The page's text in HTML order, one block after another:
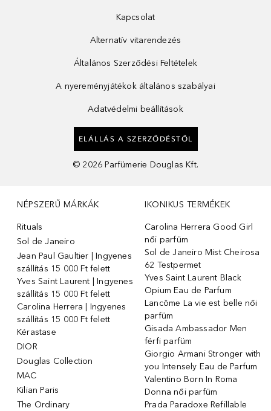
Kapcsolat
Alternatív vitarendezés
Általános Szerződési Feltételek
A nyereményjátékok általános szabályai
Adatvédelmi beállítások
ELÁLLÁS A SZERZŐDÉSTŐL
© 2026 Parfümerie Douglas Kft.
NÉPSZERŰ MÁRKÁK
Rituals
Sol de Janeiro
Jean Paul Gaultier | Ingyenes
szállítás 15 000 Ft felett
Yves Saint Laurent | Ingyenes
szállítás 15 000 Ft felett
Carolina Herrera | Ingyenes
szállítás 15 000 Ft felett
Kérastase
DIOR
Douglas Collection
MAC
Kilian Paris
The Ordinary
IKONIKUS TERMÉKEK
Carolina Herrera Good Girl
női parfüm
Sol de Janeiro Mist Cheirosa
62 Testpermet
Yves Saint Laurent Black
Opium Eau de Parfum
Lancôme La vie est belle női
parfüm
Gisada Ambassador Men
férfi parfüm
Giorgio Armani Stronger with
you Intensely Eau de Parfum
Valentino Born In Roma
Donna női parfüm
Prada Paradoxe Refillable